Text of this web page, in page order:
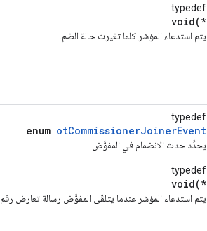
typedef
void(*
يتم استدعاء المؤشر كلما تغيرت حالة الضم.
typedef
enum otCommissionerJoinerEvent
يحدِّد حدث الانضمام في المفوَّض.
typedef
void(*
يتم استدعاء المؤشر عندما يتلقّى المفوَّض رسالة تعارض رقم PAN.